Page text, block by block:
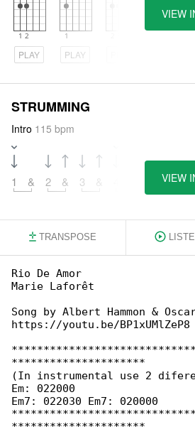
PLAY PLAY
VIEW
STRUMMING
Intro 115 bpm
1 & 2 & 3 VIEW
TRANSPOSE
Rio De Amor
Marie Laforêt
Song by Albert Hammon & Oscar
https://youtu.be/BP1xUMlZeP8
*********************
(In instrumental use 2
Em: 022000
Em7: 022030 Em7: 020000
*********************